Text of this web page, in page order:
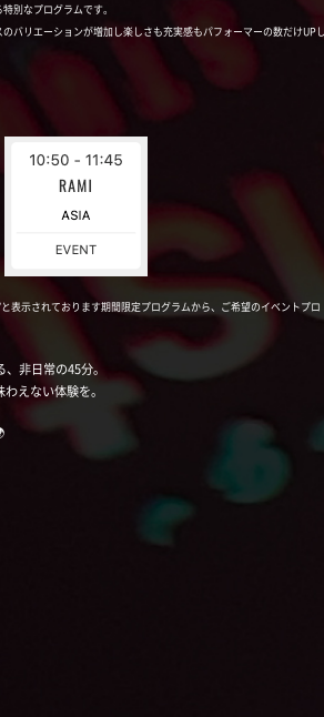
別なプログラムです。
バリエーションが増加し楽しさも充実感もパフォーマーの数だけUP
表示されております期間限定プログラムから、ご希望のイベントプロ
非日常の45分。
えない体験を。